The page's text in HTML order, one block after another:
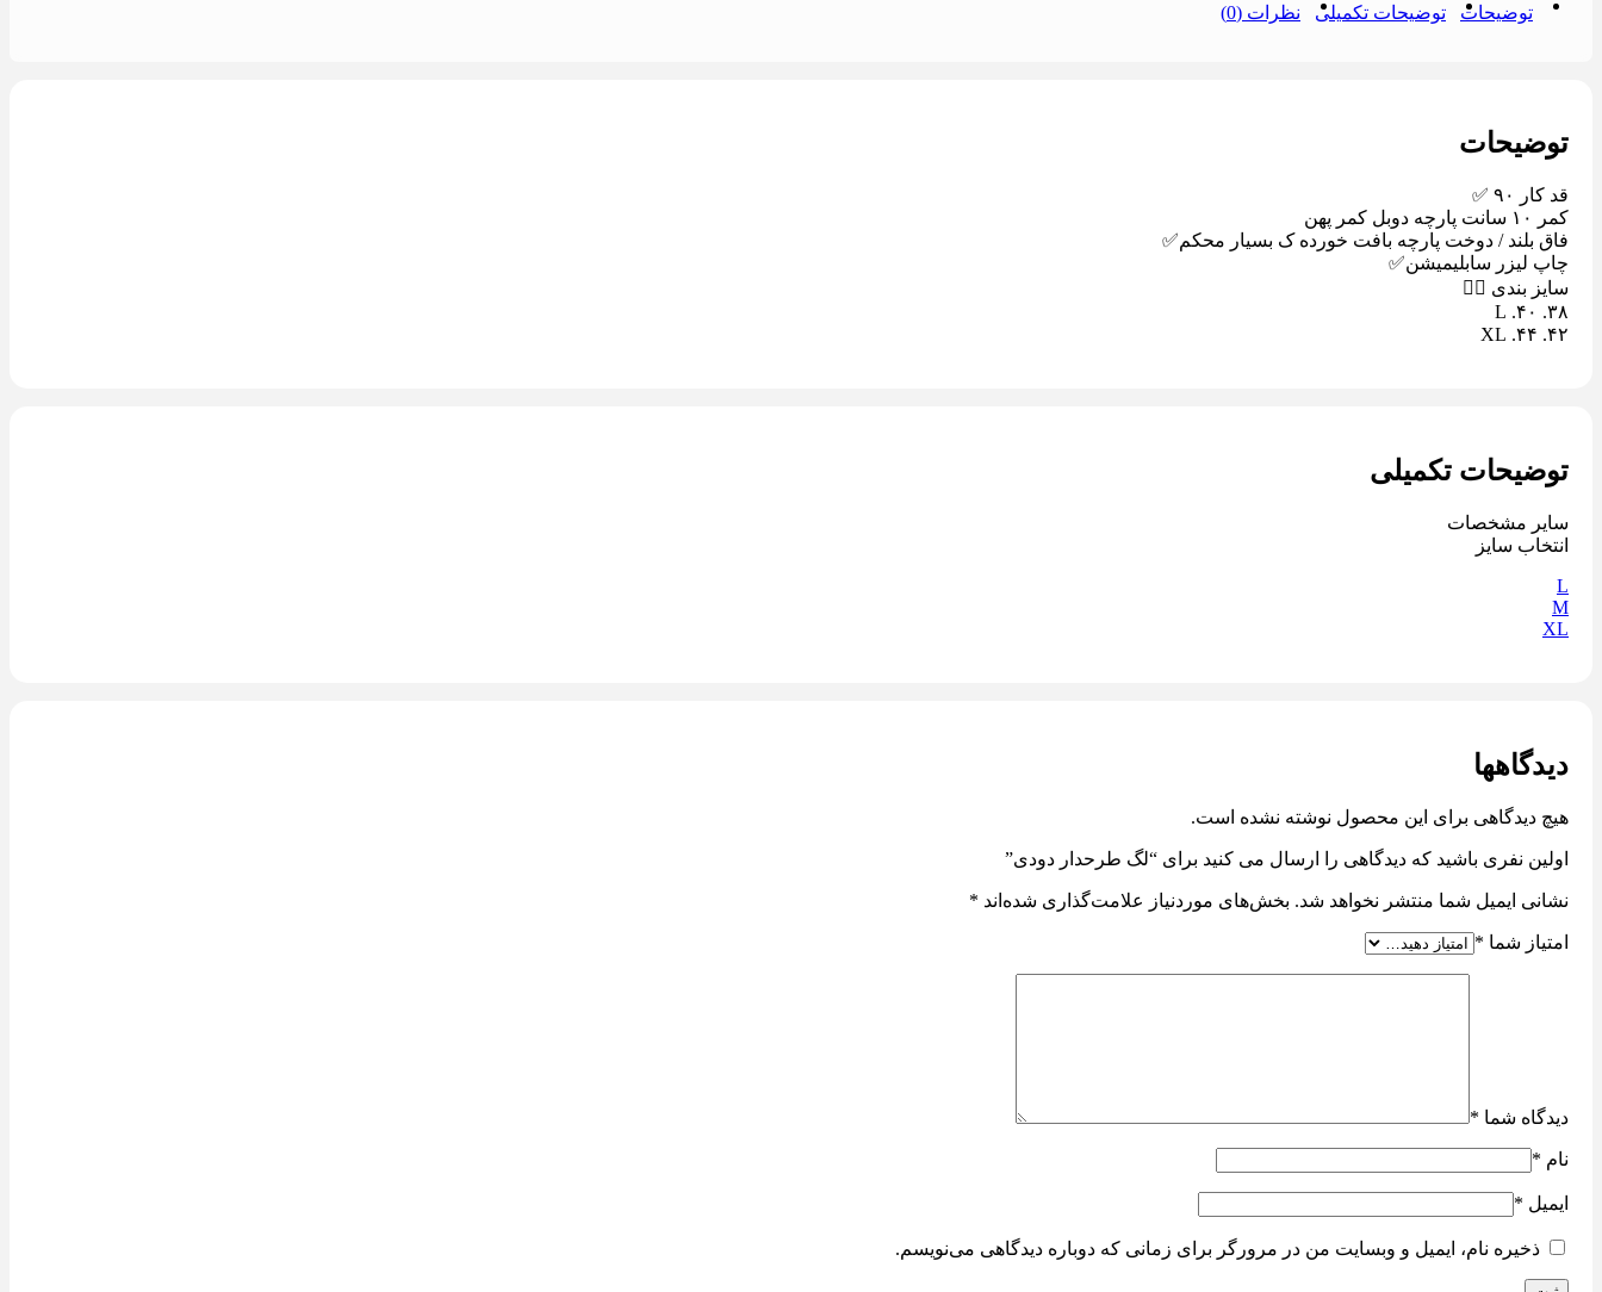
توضیحات توضیحات تکمیلی نظرات (0)
توضیحات
قد کار ٩٠ ✅
کمر ١٠ سانت پارچه دوبل کمر پهن
فاق بلند / دوخت پارچه بافت خورده ک بسیار محکم✅
چاپ لیزر سابلیمیشن✅
سایز بندی 👇🏾
٣٨. ۴٠. L
۴٢. ۴۴. XL
توضیحات تکمیلی
سایر مشخصات
انتخاب سایز
L
M
XL
دیدگاهها
هیچ دیدگاهی برای این محصول نوشته نشده است.
اولین نفری باشید که دیدگاهی را ارسال می کنید برای “لگ طرحدار دودی”
نشانی ایمیل شما منتشر نخواهد شد. بخش‌های موردنیاز علامت‌گذاری شده‌اند *
امتیاز شما *
دیدگاه شما *
نام *
ایمیل *
ذخیره نام، ایمیل و وبسایت من در مرورگر برای زمانی که دوباره دیدگاهی می‌نویسم.